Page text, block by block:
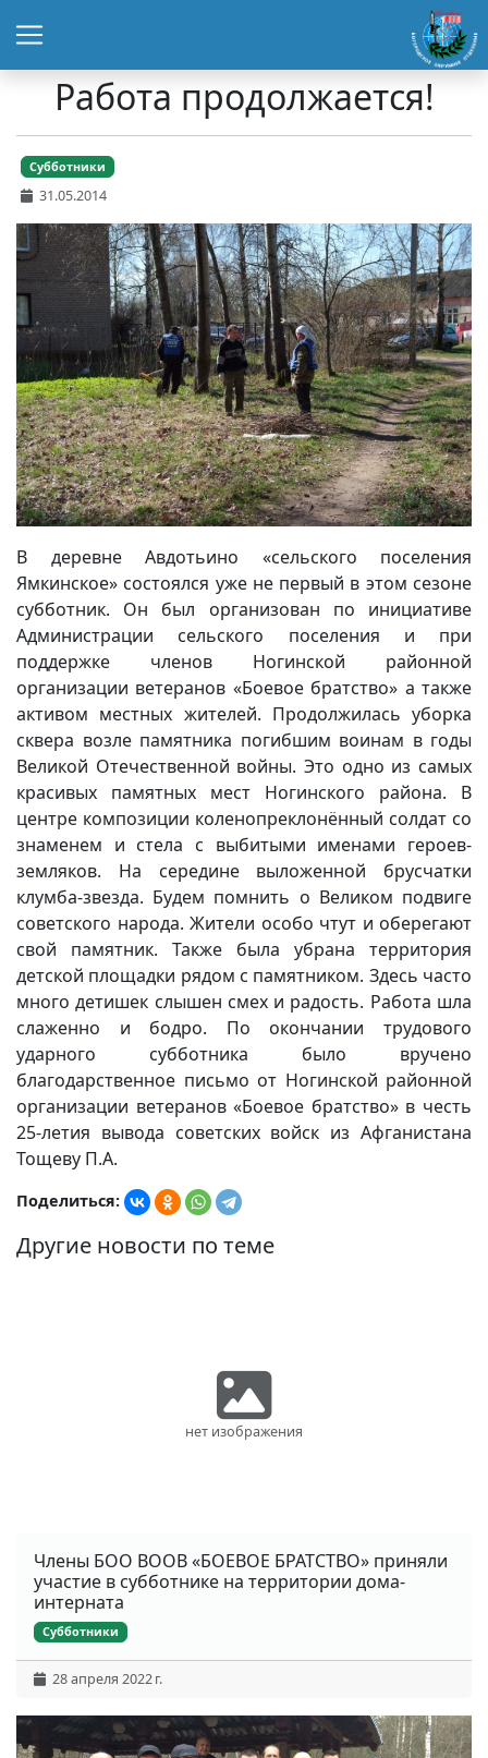
Работа продолжается!
Субботники
31.05.2014
В деревне Авдотьино «сельского поселения
Ямкинское» состоялся уже не первый в этом сезоне
субботник. Он был организован по инициативе
Администрации сельского поселения и при
поддержке членов Ногинской районной
организации ветеранов «Боевое братство» а также
активом местных жителей. Продолжилась уборка
сквера возле памятника погибшим воинам в годы
Великой Отечественной войны. Это одно из самых
красивых памятных мест Ногинского района. В
центре композиции коленопреклонённый солдат со
знаменем и стела с выбитыми именами героев-
земляков. На середине выложенной брусчатки
клумба-звезда. Будем помнить о Великом подвиге
советского народа. Жители особо чтут и оберегают
свой памятник. Также была убрана территория
детской площадки рядом с памятником. Здесь часто
много детишек слышен смех и радость. Работа шла
слаженно и бодро. По окончании трудового
ударного субботника было вручено
благодарственное письмо от Ногинской районной
организации ветеранов «Боевое братство» в честь
25-летия вывода советских войск из Афганистана
Тощеву П.А.
Поделиться:
Другие новости по теме
нет изображения
Члены БОО ВООВ «БОЕВОЕ БРАТСТВО» приняли
участие в субботнике на территории дома-
интерната
Субботники
28 апреля 2022 г.